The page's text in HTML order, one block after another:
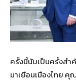
ครั้งนี้นับเป็นครั้งส
มาเยือนเมืองไทย คุ